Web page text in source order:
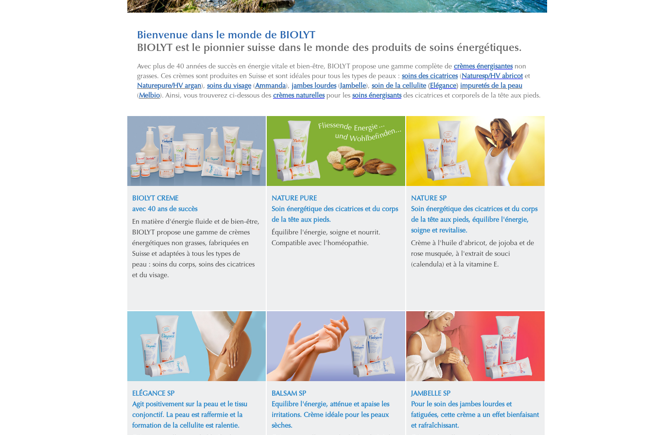
Bienvenue dans le monde de BIOLYT
BIOLYT est le pionnier suisse dans le monde des produits de soins énergétiques.
Avec plus de 40 années de succès en énergie vitale et bien-être, BIOLYT propose une gamme complète de crèmes énergisantesnon
grasses. Ces crèmes sont produites en Suisse et sont idéales pour tous les types de peaux : soins des cicatrices(Naturesp/HV abricotet
Naturepure/HV argan), soins du visage(Ammanda), jambes lourdes(Jambelle), soin de la cellulite(Elégance) impuretés de la peau
(Melbio). Ainsi, vous trouverez ci-dessous des crèmes naturelles pour les soins énergisantsdes cicatrices et corporels de la tête aux pieds.
BIOLYT CREME
avec 40 ans de succès
En matière d'énergie fluide et de bien-être,
BIOLYT propose une gamme de crèmes
énergétiques non grasses, fabriquées en
Suisse et adaptées à tous les types de
peau : soins du corps, soins des cicatrices
et du visage.
NATURE PURE
Soin énergétique des cicatrices et du corps
de la tête aux pieds.
Équilibre l'énergie, soigne et nourrit.
Compatible avec l'homéopathie.
NATURE SP
Soin énergétique des cicatrices et du corps
de la tête aux pieds, équilibre l'énergie,
soigne et revitalise.
Crème à l'huile d'abricot, de jojoba et de
rose musquée, à l'extrait de souci
(calendula) et à la vitamine E.
ELÉGANCE SP
Agit positivement sur la peau et le tissu
conjonctif. La peau est raffermie et la
formation de la cellulite est ralentie.
BALSAM SP
Equilibre l'énergie, atténue et apaise les
irritations. Crème idéale pour les peaux
sèches.
JAMBELLE SP
Pour le soin des jambes lourdes et
fatiguées, cette crème a un effet bienfaisant
et rafraîchissant.